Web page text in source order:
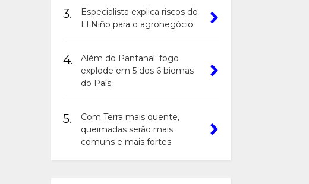
3.
Especialista explica riscos do
El Niño para o agronegócio
4.
Além do Pantanal: fogo
explode em 5 dos 6 biomas
do País
5.
Com Terra mais quente,
queimadas serão mais
comuns e mais fortes